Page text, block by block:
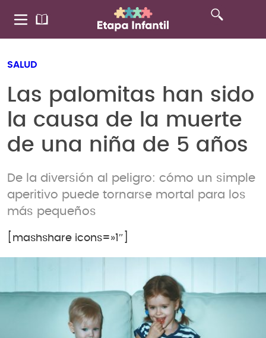
SALUD
Las palomitas han sido
la causa de la muerte
de una niña de 5 años
De la diversión al peligro: cómo un simple
aperitivo puede tornarse mortal para los
más pequeños
[mashshare icons=»1″]